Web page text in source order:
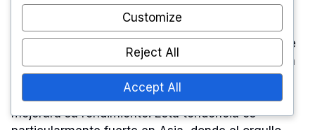
en su país de origen.
Por ejemplo, en países con programas exitosos de
tenis de mesa, los jugadores a menudo se sienten
atraídos por las mismas pelotas de entrenamiento
utilizadas por su equipo nacional, creyendo que
mejorará su rendimiento. Esta tendencia es
Customize
Reject All
Accept All